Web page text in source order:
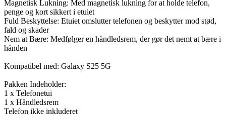
Magnetisk Lukning: Med magnetisk lukning for at holde telefon,
penge og kort sikkert i etuiet
Fuld Beskyttelse: Etuiet omslutter telefonen og beskytter mod stød,
fald og skader
Nem at Bære: Medfølger en håndledsrem, der gør det nemt at bære i
hånden
Kompatibel med: Galaxy S25 5G
Pakken Indeholder:
1 x Telefonetui
1 x Håndledsrem
Telefon ikke inkluderet